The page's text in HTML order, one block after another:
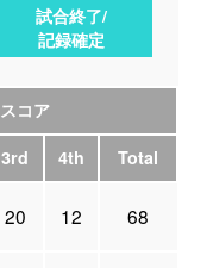
試合終了/
記録確定
スコア
3rd 4th Total
20 12 68